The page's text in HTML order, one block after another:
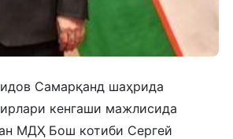
Самарқанд шаҳрида
кенгаши мажлисида
МДҲ Бош котиби Сергей